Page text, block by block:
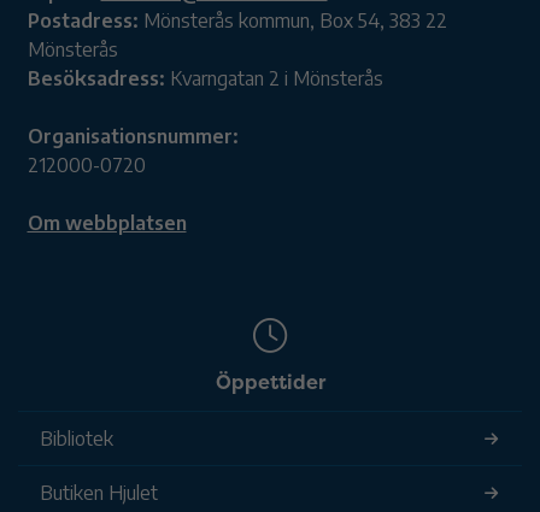
Postadress: Mönsterås kommun, Box 54, 383 22
Mönsterås
Besöksadress: Kvarngatan 2 i Mönsterås
Organisationsnummer:
212000-0720
Om webbplatsen
Öppettider
Bibliotek
Butiken Hjulet